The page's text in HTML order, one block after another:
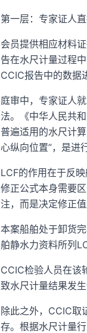
第一层：专家证人
会员提供相应材料
告在水尺计量过程
CCIC报告中的数据
庭审中，专家证人
法。《中华人民共
普遍适用的水尺计
心纵向位置”，是进
LCF的作用在于反
修正公式本身需要
注，而是决定修正
本案船舶处于卸货
舶静水力资料所列
CCIC检验人员在该
致水尺计量结果发
除此之外，CCIC取
存。根据水尺计量